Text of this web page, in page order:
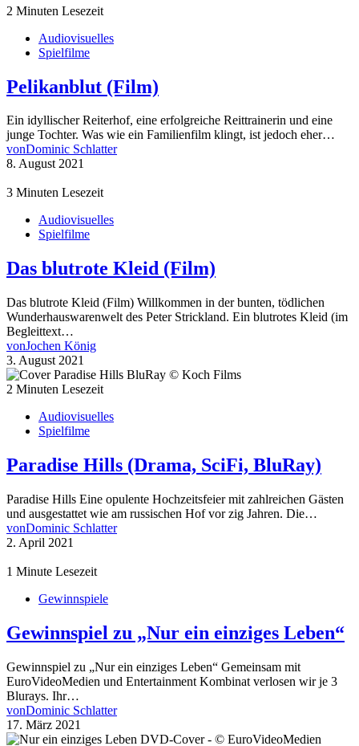
2 Minuten Lesezeit
Audiovisuelles
Spielfilme
Pelikanblut (Film)
Ein idyllischer Reiterhof, eine erfolgreiche Reittrainerin und eine
junge Tochter. Was wie ein Familienfilm klingt, ist jedoch eher…
vonDominic Schlatter
8. August 2021
3 Minuten Lesezeit
Audiovisuelles
Spielfilme
Das blutrote Kleid (Film)
Das blutrote Kleid (Film) Willkommen in der bunten, tödlichen
Wunderhauswarenwelt des Peter Strickland. Ein blutrotes Kleid (im
Begleittext…
vonJochen König
3. August 2021
2 Minuten Lesezeit
Audiovisuelles
Spielfilme
Paradise Hills (Drama, SciFi, BluRay)
Paradise Hills Eine opulente Hochzeitsfeier mit zahlreichen Gästen
und ausgestattet wie am russischen Hof vor zig Jahren. Die…
vonDominic Schlatter
2. April 2021
1 Minute Lesezeit
Gewinnspiele
Gewinnspiel zu „Nur ein einziges Leben“
Gewinnspiel zu „Nur ein einziges Leben“ Gemeinsam mit
EuroVideoMedien und Entertainment Kombinat verlosen wir je 3
Blurays. Ihr…
vonDominic Schlatter
17. März 2021